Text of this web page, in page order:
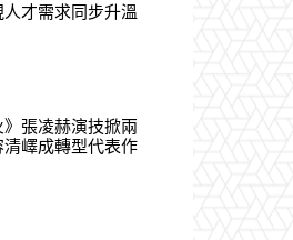
才需求同步升溫
》張凌赫演技掀兩
嶧成轉型代表作